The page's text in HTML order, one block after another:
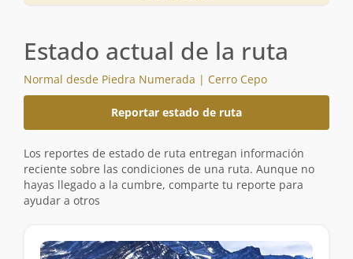
Estado actual de la ruta
Normal desde Piedra Numerada | Cerro Cepo
Reportar estado de ruta
Los reportes de estado de ruta entregan información
reciente sobre las condiciones de una ruta. Aunque no
hayas llegado a la cumbre, comparte tu reporte para
ayudar a otros